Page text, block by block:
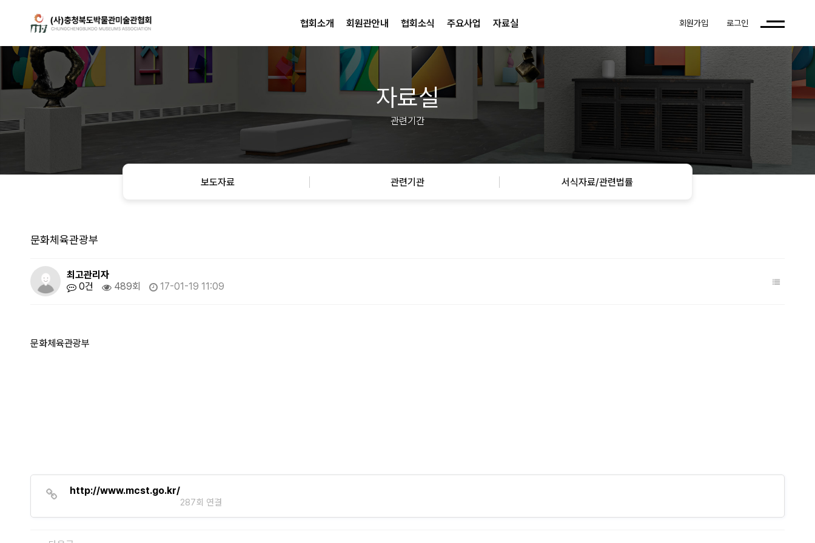
협회소개 회원관안내 협회소식 주요사업 자료실 회원가입 로그인
자료실
관련기간
보도자료 관련기관 서식자료/관련법률
문화체육관광부
최고관리자
0건
489회 17-01-19 11:09
문화체육관광부
http://www.mcst.go.kr/
287회 연결